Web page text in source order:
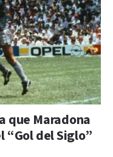
que Maradona
“Gol del Siglo”